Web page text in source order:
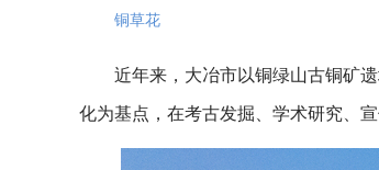
铜草花
近年来，大冶市以铜绿山古铜矿
化为基点，在考古发掘、学术研究、